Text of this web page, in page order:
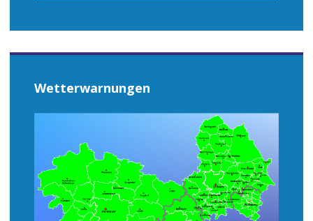
Wetterwarnungen